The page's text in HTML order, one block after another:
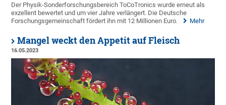
Der Physik-Sonderforschungsbereich ToCoTronics wurde erneut als
exzellent bewertet und um vier Jahre verlängert. Die Deutsche
Forschungsgemeinschaft fördert ihn mit 12 Millionen Euro.
Mehr
Mangel weckt den Appetit auf Fleisch
16.05.2023